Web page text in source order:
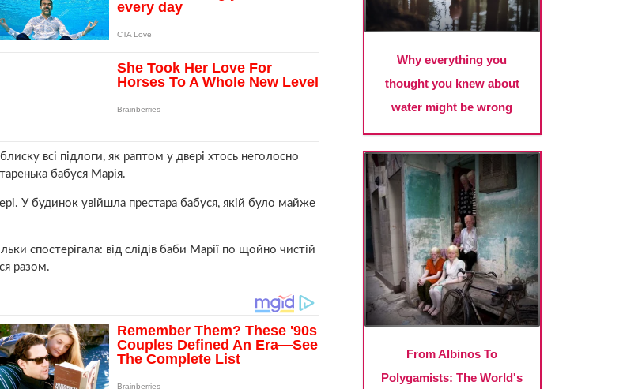
всі підлоги, як раптом у двері хтось неголосно
бабуся Марія.
У будинок увійшла престара бабуся, якій було майже
спостерігала: від слідів баби Марії по щойно чистій
разом.